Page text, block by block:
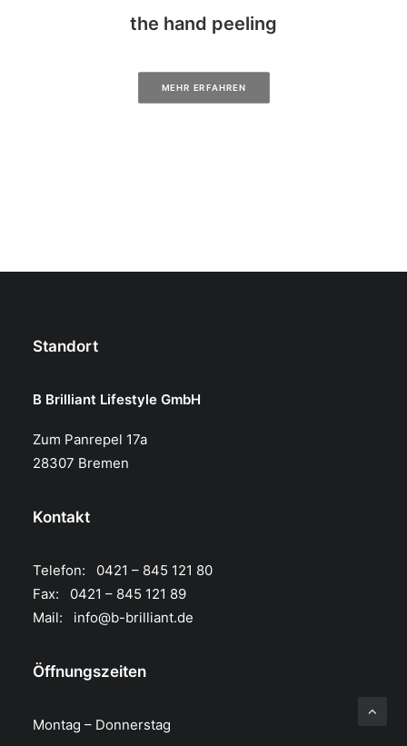
the hand peeling
MEHR ERFAHREN
Standort
B Brilliant Lifestyle GmbH
Zum Panrepel 17a
28307 Bremen
Kontakt
Telefon: 0421 – 845 121 80
Fax: 0421 – 845 121 89
Mail: info@b-brilliant.de
Öffnungszeiten
Montag – Donnerstag